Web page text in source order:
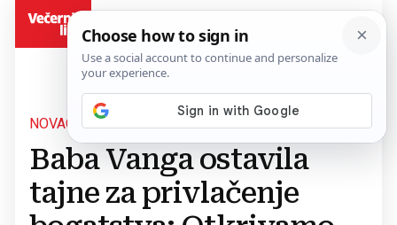
NOVAC ĆE SE LIJEPITI ZA VAS
Baba Vanga ostavila
tajne za privlačenje